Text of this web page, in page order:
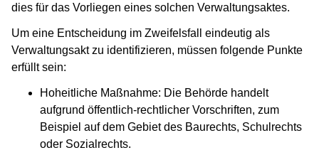
dies für das Vorliegen eines solchen Verwaltungsaktes.
Um eine Entscheidung im Zweifelsfall eindeutig als
Verwaltungsakt zu identifizieren, müssen folgende Punkte
erfüllt sein:
Hoheitliche Maßnahme: Die Behörde handelt
aufgrund öffentlich-rechtlicher Vorschriften, zum
Beispiel auf dem Gebiet des Baurechts, Schulrechts
oder Sozialrechts.